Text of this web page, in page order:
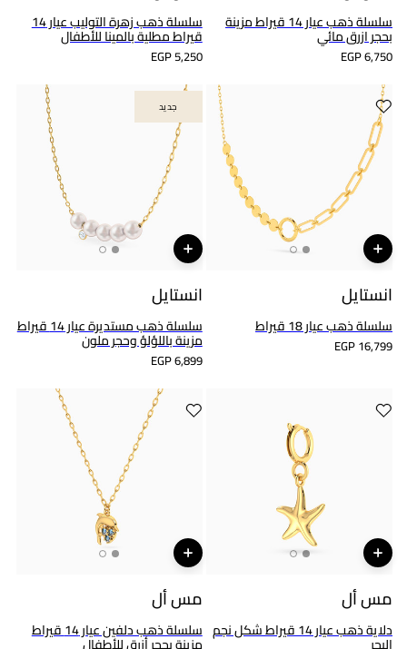
سلسلة ذهب عيار 14 قيراط مزينة
بحجر ازرق مائي
EGP 6,750
سلسلة ذهب زهرة التوليب عيار 14
قيراط مطلية بالمينا للأطفال
EGP 5,250
انستايل
سلسلة ذهب عيار 18 قيراط
EGP 16,799
جديد
جديد
انستايل
سلسلة ذهب مستديرة عيار 14 قيراط
مزينة باللؤلؤ وحجر ملون
EGP 6,899
مس أل
دلاية ذهب عيار 14 قيراط شكل نجم
مس أل
سلسلة ذهب دلفين عيار 14 قيراط